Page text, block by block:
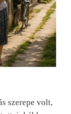
szerepe volt,